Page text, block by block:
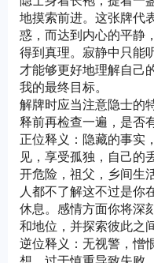
地摸索前进。这张牌代
惑，而达到内心的平静
得到真理。寂静中只能
才能够更好地理解自己
我的最终目标。
解牌时应当注意隐士的
释前再检查一遍，是否
正位释义：隐藏的事实
见，享受孤独，自己的
开危险，祖父，乡间生
人都不了解这不过是你
休息。感情方面你将深
和地位，并探索彼此之
逆位释义：无视警，憎